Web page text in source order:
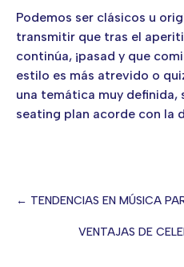
Podemos ser clásicos u
transmitir que tras el
continúa, ¡pasad y que
estilo es más atrevido o
una temática muy definida,
seating plan acorde con la
← TENDENCIAS EN MÚSICA
VENTAJAS DE